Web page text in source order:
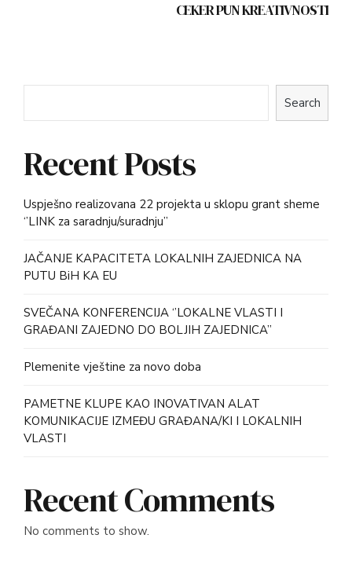
CEKER PUN KREATIVNOSTI
Search
Recent Posts
Uspješno realizovana 22 projekta u sklopu grant sheme
‘’LINK za saradnju/suradnju’’
JAČANJE KAPACITETA LOKALNIH ZAJEDNICA NA
PUTU BiH KA EU
SVEČANA KONFERENCIJA ‘’LOKALNE VLASTI I
GRAĐANI ZAJEDNO DO BOLJIH ZAJEDNICA’’
Plemenite vještine za novo doba
PAMETNE KLUPE KAO INOVATIVAN ALAT
KOMUNIKACIJE IZMEĐU GRAĐANA/KI I LOKALNIH
VLASTI
Recent Comments
No comments to show.